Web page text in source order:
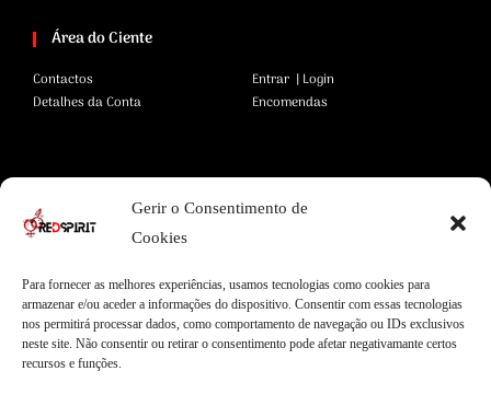
Gerir o Consentimento de
Cookies
Para fornecer as melhores experiências, usamos tecnologias como cookies para
armazenar e/ou aceder a informações do dispositivo. Consentir com essas tecnologias
nos permitirá processar dados, como comportamento de navegação ou IDs exclusivos
neste site. Não consentir ou retirar o consentimento pode afetar negativamante certos
recursos e funções.
Área do Ciente
Contactos
Detalhes da Conta
Entrar | Login
Encomendas
Termos e Condições
Cookies
Livro de Reclamações
Garantias